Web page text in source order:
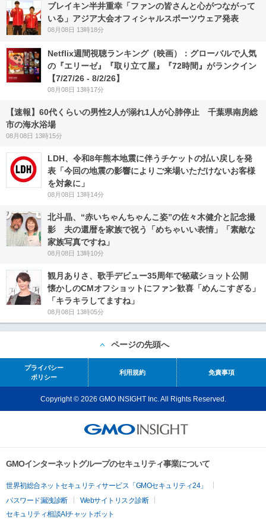
ブレイキン半井重幸「ファンの皆さんと心がつながって
いる」アジア大会オフィシャルスポーツウェア発表
08月08日 13時18分
Netflix週間視聴ランキング（映画）：グローバルで人気
の『エリーゼ』『取り立て屋』『72時間』がランクイン
【7/27/26 - 8/2/26】
08月08日 13時17分
【速報】60代くらいの男性2人が溺れ1人が心肺停止 千葉県南房総
市の海水浴場
08月08日 13時15分
LDH、令和8年熊本地震に伴うチケットの払い戻しを発
表「今回の地震の影響によりご来場いただけないお客様
を対象に」
08月08日 13時14分
北斗晶、“赤いちゃんちゃんこ姿”の佐々木健介と記念撮
影 夫の還暦を家族で祝う「めちゃいい表情」「素敵な
家族写真ですね」
08月08日 13時10分
観月ありさ、歌手デビュー35周年で秘蔵ショット公開
懐かしのCMオフショットにファン歓喜「めんこすぎる」
「キラキラしてますね」
08月08日 13時05分
ページの先頭へ
プライバシー
ポリシー
利用規約 免責事項
Copyright © 2026 GMO INSIGHT Inc. All Rights Reserved.
GMOインターネットグループのセキュリティ事業について
世界初総合ネットセキュリティサービス「GMOセキュリティ24」
パスワード漏洩診断
Webサイトリスク診断
セキュリティ相談AIチャットボット